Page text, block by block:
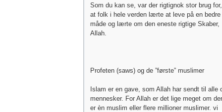
Som du kan se, var der rigtignok stor brug for,
at folk i hele verden lærte at leve på en bedre
måde og lærte om den eneste rigtige Skaber,
Allah.
Profeten (saws) og de ”første” muslimer
Islam er en gave, som Allah har sendt til alle
mennesker. For Allah er det lige meget om der
er èn muslim eller flere millioner muslimer. vi